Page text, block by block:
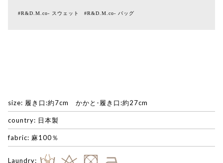
#R&D.M.co- スウェット #R&D.M.co- バッグ
size: 履き口:約7cm かかと-履き口:約27cm
country: 日本製
fabric: 麻100％
Laundry: